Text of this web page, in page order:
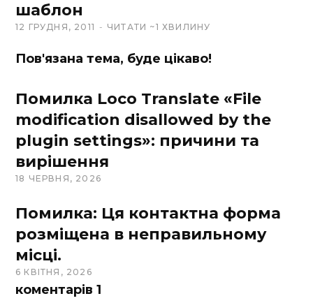
шаблон
12 ГРУДНЯ, 2011 ЧИТАТИ ~1 ХВИЛИНУ
Пов'язана тема, буде цікаво!
Помилка Loco Translate «File
modification disallowed by the
plugin settings»: причини та
вирішення
18 ЧЕРВНЯ, 2026
Помилка: Ця контактна форма
розміщена в неправильному
місці.
6 КВІТНЯ, 2026
коментарів 1